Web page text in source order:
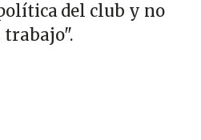
del club y no
trabajo".